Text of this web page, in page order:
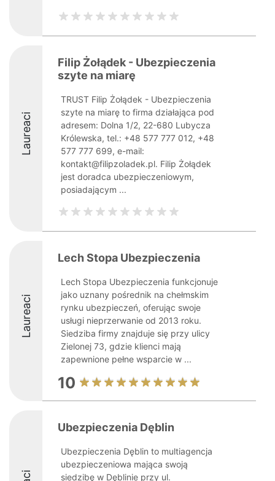
Laureaci
Filip Żołądek - Ubezpieczenia
szyte na miarę
TRUST Filip Żołądek - Ubezpieczenia
szyte na miarę to firma działająca pod
adresem: Dolna 1/2, 22-680 Lubycza
Królewska, tel.: +48 577 777 012, +48
577 777 699, e-mail:
kontakt@filipzoladek.pl. Filip Żołądek
jest doradca ubezpieczeniowym,
posiadającym ...
Laureaci
Lech Stopa Ubezpieczenia
Lech Stopa Ubezpieczenia funkcjonuje
jako uznany pośrednik na chełmskim
rynku ubezpieczeń, oferując swoje
usługi nieprzerwanie od 2013 roku.
Siedziba firmy znajduje się przy ulicy
Zielonej 73, gdzie klienci mają
zapewnione pełne wsparcie w ...
10
Ubezpieczenia Dęblin
Ubezpieczenia Dęblin to multiagencja
ubezpieczeniowa mająca swoją
siedzibę w Dęblinie przy ul.